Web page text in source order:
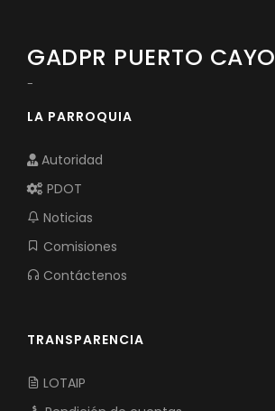
GADPR PUERTO CAYO
-
LA PARROQUIA
Autoridad
PDOT
Noticias
Comisiones
Contáctenos
TRANSPARENCIA
LOTAIP